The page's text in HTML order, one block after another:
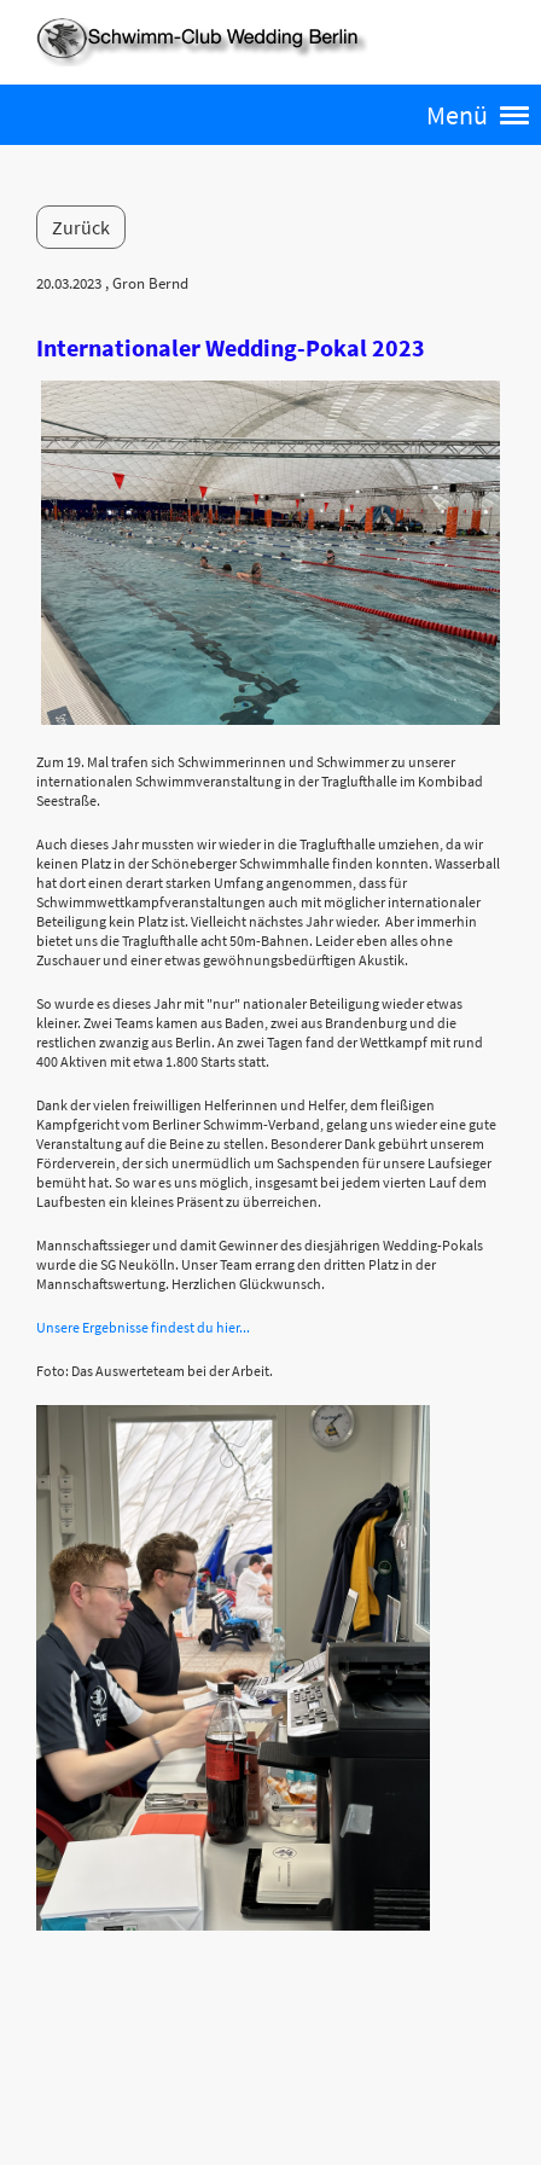
Menü
Zurück
20.03.2023 , Gron Bernd
Internationaler Wedding-Pokal 2023
Zum 19. Mal trafen sich Schwimmerinnen und Schwimmer zu unserer
internationalen Schwimmveranstaltung in der Traglufthalle im Kombibad
Seestraße.
Auch dieses Jahr mussten wir wieder in die Traglufthalle umziehen, da wir
keinen Platz in der Schöneberger Schwimmhalle finden konnten. Wasserball
hat dort einen derart starken Umfang angenommen, dass für
Schwimmwettkampfveranstaltungen auch mit möglicher internationaler
Beteiligung kein Platz ist. Vielleicht nächstes Jahr wieder. Aber immerhin
bietet uns die Traglufthalle acht 50m-Bahnen. Leider eben alles ohne
Zuschauer und einer etwas gewöhnungsbedürftigen Akustik.
So wurde es dieses Jahr mit "nur" nationaler Beteiligung wieder etwas
kleiner. Zwei Teams kamen aus Baden, zwei aus Brandenburg und die
restlichen zwanzig aus Berlin. An zwei Tagen fand der Wettkampf mit rund
400 Aktiven mit etwa 1.800 Starts statt.
Dank der vielen freiwilligen Helferinnen und Helfer, dem fleißigen
Kampfgericht vom Berliner Schwimm-Verband, gelang uns wieder eine gute
Veranstaltung auf die Beine zu stellen. Besonderer Dank gebührt unserem
Förderverein, der sich unermüdlich um Sachspenden für unsere Laufsieger
bemüht hat. So war es uns möglich, insgesamt bei jedem vierten Lauf dem
Laufbesten ein kleines Präsent zu überreichen.
Mannschaftssieger und damit Gewinner des diesjährigen Wedding-Pokals
wurde die SG Neukölln. Unser Team errang den dritten Platz in der
Mannschaftswertung. Herzlichen Glückwunsch.
Unsere Ergebnisse findest du hier...
Foto: Das Auswerteteam bei der Arbeit.